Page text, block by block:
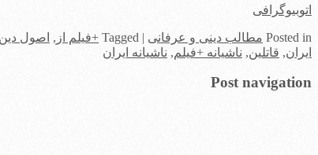
اتوبیوگرافی
Posted in مطالب دینی و عرفانی |
Tagged +فیلم از , اصول دین
ایران, قاتلین, ناشیانه +فیلم, ناشیانه ایران
Post navigation